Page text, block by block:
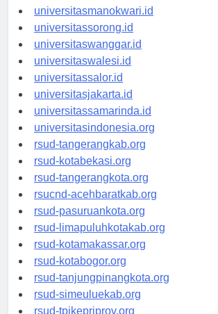
universitaspapua.id
universitasmanokwari.id
universitassorong.id
universitaswanggar.id
universitaswalesi.id
universitassalor.id
universitasjakarta.id
universitassamarinda.id
universitasindonesia.org
rsud-tangerangkab.org
rsud-kotabekasi.org
rsud-tangerangkota.org
rsucnd-acehbaratkab.org
rsud-pasuruankota.org
rsud-limapuluhkotakab.org
rsud-kotamakassar.org
rsud-kotabogor.org
rsud-tanjungpinangkota.org
rsud-simeuluekab.org